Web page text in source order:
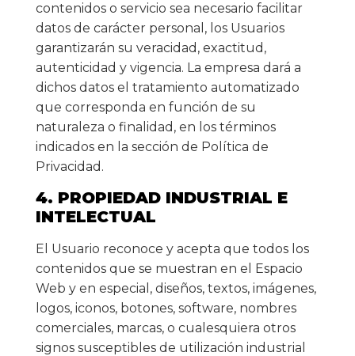
contenidos o servicio sea necesario facilitar
datos de carácter personal, los Usuarios
garantizarán su veracidad, exactitud,
autenticidad y vigencia. La empresa dará a
dichos datos el tratamiento automatizado
que corresponda en función de su
naturaleza o finalidad, en los términos
indicados en la sección de Política de
Privacidad.
4. PROPIEDAD INDUSTRIAL E
INTELECTUAL
El Usuario reconoce y acepta que todos los
contenidos que se muestran en el Espacio
Web y en especial, diseños, textos, imágenes,
logos, iconos, botones, software, nombres
comerciales, marcas, o cualesquiera otros
signos susceptibles de utilización industrial